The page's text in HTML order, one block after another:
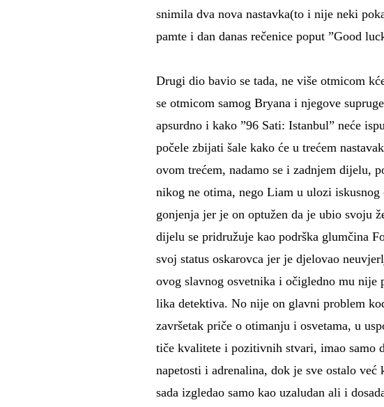
snimila dva nova nastavka(to i nije neki
pamte i dan danas rečenice poput ”Good
Drugi dio bavio se tada, ne više otmicom
se otmicom samog Bryana i njegove
apsurdno i kako ”96 Sati: Istanbul” neće
počele zbijati šale kako će u trećem
ovom trećem, nadamo se i zadnjem dijelu,
nikog ne otima, nego Liam u ulozi
gonjenja jer je on optužen da je ubio svoju
dijelu se pridružuje kao podrška glumčina
svoj status oskarovca jer je djelovao
ovog slavnog osvetnika i očigledno mu nije
lika detektiva. No nije on glavni problem
završetak priče o otimanju i osvetama, u
tiče kvalitete i pozitivnih stvari, imao samo
napetosti i adrenalina, dok je sve ostalo
sada izgledao samo kao uzaludan ali i